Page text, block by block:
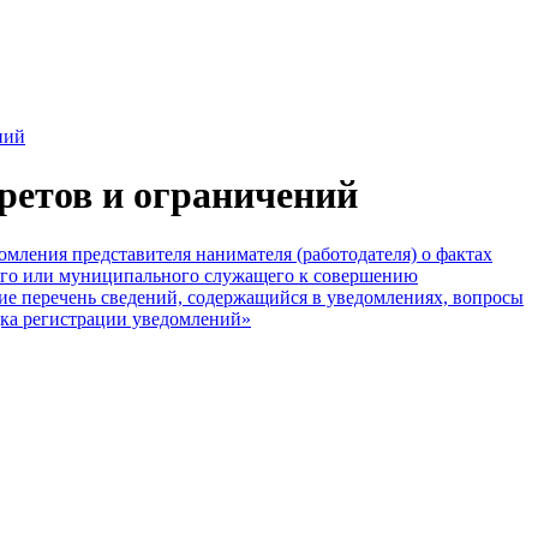
и ограничений
представителя нанимателя (работодателя) о фактах
или муниципального служащего к совершению
сведений, содержащийся в уведомлениях, вопросы
регистрации уведомлений»